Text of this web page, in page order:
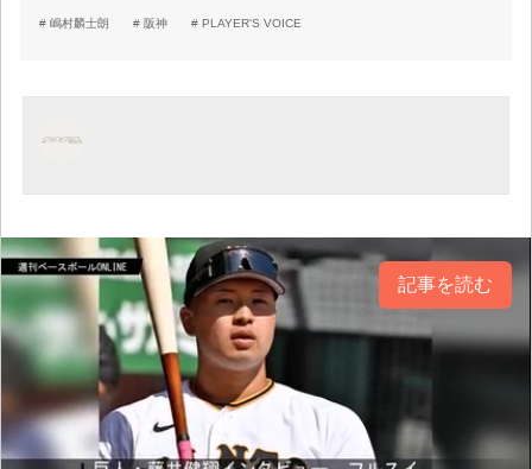
嶋村麟士朗 阪神 PLAYER'S VOICE
記事を読む